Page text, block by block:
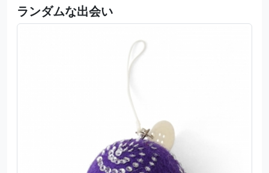
ランダムな出会い